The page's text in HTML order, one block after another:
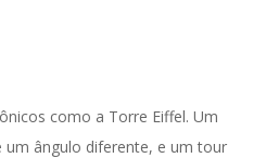
como a Torre Eiffel. Um
um ângulo diferente, e um tour